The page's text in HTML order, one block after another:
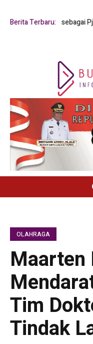
Berita Terbaru:
sebagai Pj Sekda,
OLAHRAGA
Maarten
Tim
Tindak